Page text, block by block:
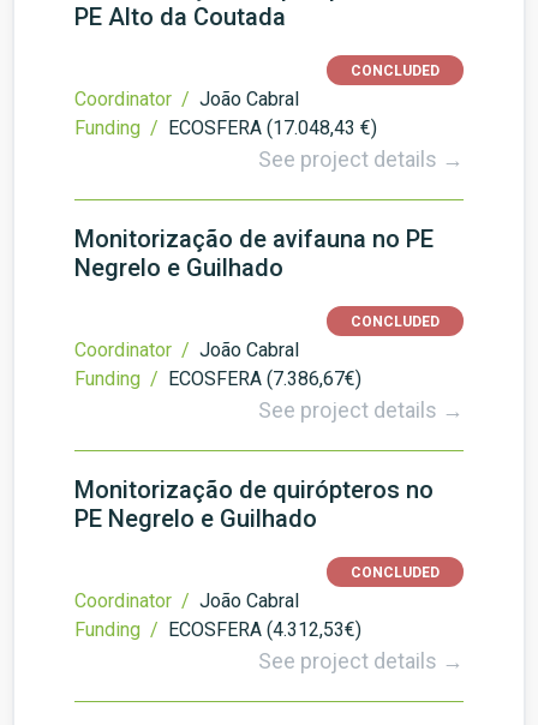
PE Alto da Coutada
CONCLUDED
Coordinator / João Cabral
Funding / ECOSFERA (17.048,43 €)
See project details →
Monitorização de avifauna no PE
Negrelo e Guilhado
CONCLUDED
Coordinator / João Cabral
Funding / ECOSFERA (7.386,67€)
See project details →
Monitorização de quirópteros no
PE Negrelo e Guilhado
CONCLUDED
Coordinator / João Cabral
Funding / ECOSFERA (4.312,53€)
See project details →